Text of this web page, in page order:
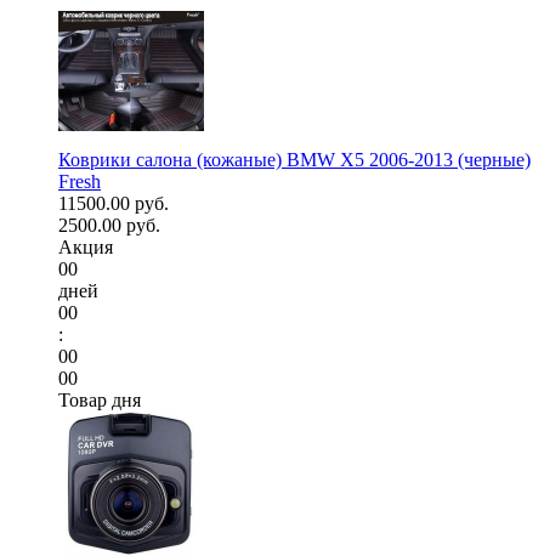
Коврики салона (кожаные) BMW X5 2006-2013 (черные)
Fresh
11500.00 руб.
2500.00 руб.
Акция
00
дней
00
:
00
00
Товар дня